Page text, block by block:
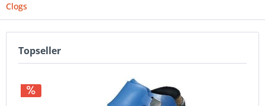
Clogs
Topseller